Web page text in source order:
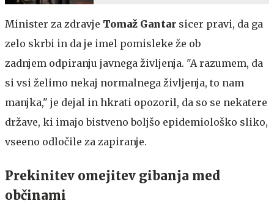
Minister za zdravje Tomaž Gantar sicer pravi, da ga
zelo skrbi in da je imel pomisleke že ob
zadnjem odpiranju javnega življenja. "A razumem, da
si vsi želimo nekaj normalnega življenja, to nam
manjka," je dejal in hkrati opozoril, da so se nekatere
države, ki imajo bistveno boljšo epidemiološko sliko,
vseeno odločile za zapiranje.
Prekinitev omejitev gibanja med
občinami